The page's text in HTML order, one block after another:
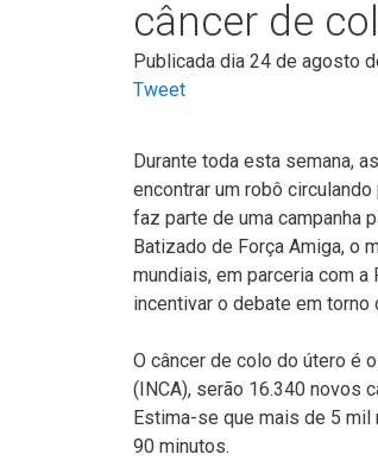
câncer de
Publicada dia 24 de agosto
Tweet
Durante toda esta semana,
encontrar um robô
faz parte de uma campanha
Batizado de Força Amiga, o
mundiais, em parceria com
incentivar o debate em torno
O câncer de colo do útero é
(INCA), serão 16.340 novos
Estima-se que mais de 5 mil
90 minutos.